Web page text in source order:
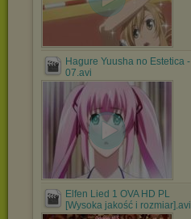
Hagure Yuusha no Estetica -
07.avi
Elfen Lied 1 OVA HD PL
[Wysoka jakość i rozmiar].avi